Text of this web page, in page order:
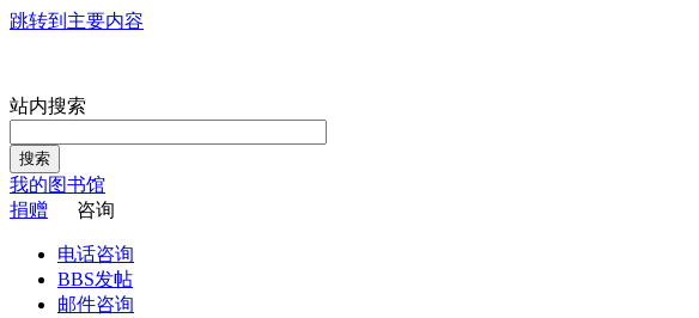
跳转到主要内容
站内搜索
搜索
我的图书馆
捐赠
咨询
电话咨询
BBS发帖
邮件咨询